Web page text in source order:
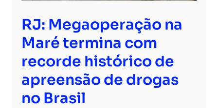
RJ: Megaoperação na
Maré termina com
recorde histórico de
apreensão de drogas
no Brasil